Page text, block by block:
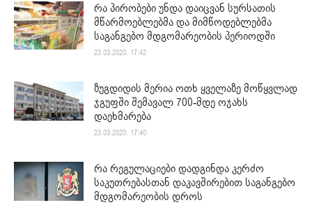
რა პირობები უნდა დაიცვან სურსათის
მწარმოებლებმა და მიმწოდებლებმა
საგანგებო მდგომარეობის პერიოდში
23.03.2020. 17:42
ზუგდიდის მერია ოთხ ყველაზე მოწყვლად
ჯგუფში შემავალ 700-მდე ოჯახს
დაეხმარება
23.03.2020. 17:40
რა რეგულაციები დადგინდა კერძო
საკუთრებასთან დაკავშირებით საგანგებო
მდგომარეობის დროს